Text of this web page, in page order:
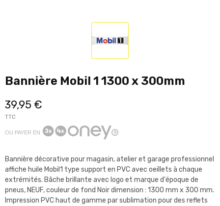
Bannière Mobil 1 1300 x 300mm
39,95 €
TTC
OU PAYER EN
Bannière décorative pour magasin, atelier et garage professionnel
affiche huile Mobil1 type support en PVC avec oeillets à chaque
extrémités. Bâche brillante avec logo et marque d'époque de
pneus, NEUF, couleur de fond Noir dimension : 1300 mm x 300 mm.
Impression PVC haut de gamme par sublimation pour des reflets